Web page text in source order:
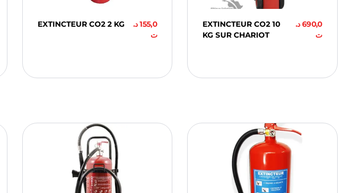
EXTINCTEUR CO2 2 KG 155,0د.
ت
EXTINCTEUR CO2 10
KG SUR CHARIOT
690,0د.
ت